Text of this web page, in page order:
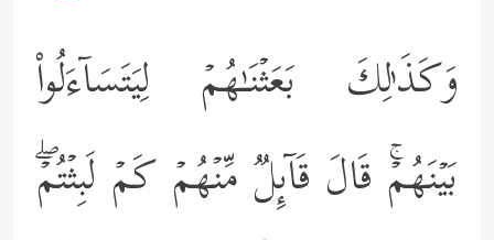
وَكَذَ ٰ⁠لِكَ بَعَثۡنَـٰهُمۡ لِیَتَسَاۤءَلُواْ
بَیۡنَهُمۡۚ قَالَ قَاۤىِٕلࣱ مِّنۡهُمۡ كَمۡ لَبِثۡتُمۡۖ